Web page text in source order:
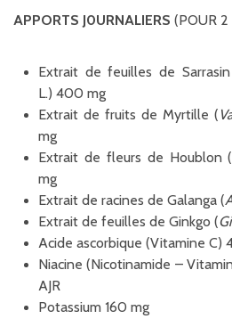
APPORTS J0URNALIERS (POUR 2
Extrait de feuilles de
L.) 400 mg
Extrait de fruits de Myrtille (
mg
Extrait de fleurs de Houblon (
mg
Extrait de racines de Galanga (
Extrait de feuilles de Ginkgo (
Acide ascorbique (Vitamine C)
Niacine (Nicotinamide –
AJR
Potassium 160 mg